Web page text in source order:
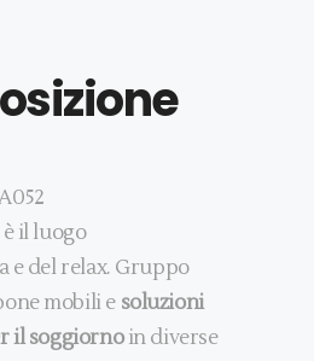
il luogo
e del relax. Gruppo
mobili e soluzioni
il soggiornoin diverse